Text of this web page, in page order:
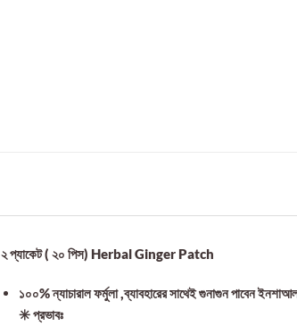
২ প্যাকেট ( ২০ পিস) Herbal Ginger Patch
১০০% ন্যাচারাল ফর্মুলা ,ব্যাবহারের সাথেই গুনাগুন পাবেন
✳️ প্রভাবঃ